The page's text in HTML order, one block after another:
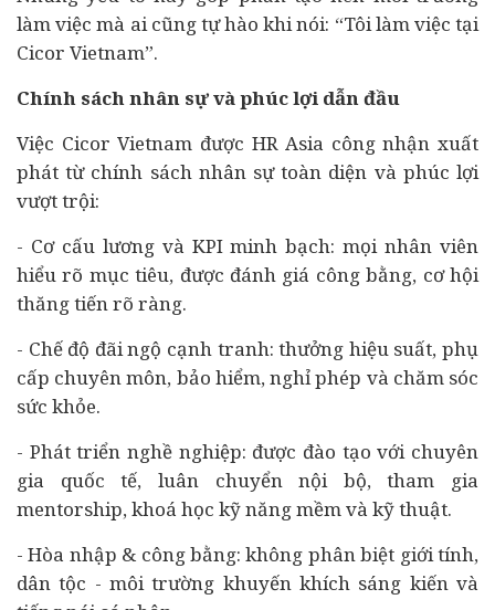
làm việc mà ai cũng tự hào khi nói: “Tôi làm việc tại
Cicor Vietnam”.
Chính sách nhân sự và phúc lợi dẫn đầu
Việc Cicor Vietnam được HR Asia công nhận xuất
phát từ chính sách nhân sự toàn diện và phúc lợi
vượt trội:
- Cơ cấu lương và KPI minh bạch: mọi nhân viên
hiểu rõ mục tiêu, được đánh giá công bằng, cơ hội
thăng tiến rõ ràng.
- Chế độ đãi ngộ cạnh tranh: thưởng hiệu suất, phụ
cấp chuyên môn, bảo hiểm, nghỉ phép và chăm sóc
sức khỏe.
- Phát triển nghề nghiệp: được đào tạo với chuyên
gia quốc tế, luân chuyển nội bộ, tham gia
mentorship, khoá học kỹ năng mềm và kỹ thuật.
- Hòa nhập & công bằng: không phân biệt giới tính,
dân tộc - môi trường khuyến khích sáng kiến và